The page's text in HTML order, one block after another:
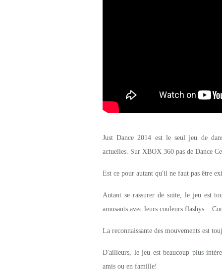
Just Dance 2014 est le seul jeu de
actuelles. Sur XBOX 360 pas de Dance
Est ce pour autant qu'il ne faut pas être
Autant se rassurer de suite, le jeu est
amusants avec leurs couleurs flashys...
La reconnaissante des mouvements est
D'ailleurs, le jeu est beaucoup plus
amis ou en famille!